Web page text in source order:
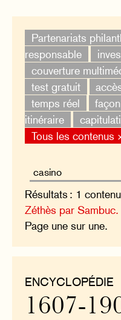
Partenariats
responsable
couverture
test gratuit
temps réel
itinéraire
Tous les contenus
Résultats : 1
Zéthès par Sambuc.
Page une sur une.
ENCYCLOPÉDIE
1607-